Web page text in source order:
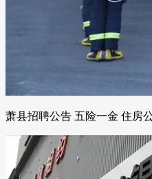
萧县招聘公告 五险一金 住房